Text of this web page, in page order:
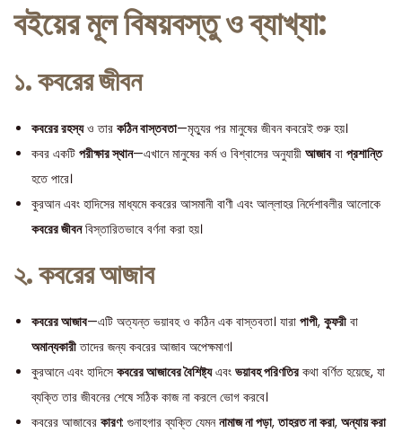
বইয়ের মূল বিষয়বস্তু ও ব্যাখ্যা:
১. কবরের জীবন
কবরের রহস্যও তার কঠিন বাস্তবতা—মৃত্যুর পর মানুষের জীবন কবরেই শুরু হয়।
কবর একটি পরীক্ষার স্থান—এখানে মানুষের কর্ম ও বিশ্বাসের অনুযায়ী আজাব বা প্রশান্তি
হতে পারে।
কুরআন এবং হাদিসের মাধ্যমে কবরের আসমানী বাণী এবং আল্লাহর নির্দেশাবলীর আলোকে
কবরের জীবনবিস্তারিতভাবে বর্ণনা করা হয়।
২. কবরের আজাব
কবরের আজাব—এটি অত্যন্ত ভয়াবহ ও কঠিন এক বাস্তবতা। যারা পাপী, কুফরী বা
অমান্যকারীতাদের জন্য কবরের আজাব অপেক্ষমাণ।
কুরআনে এবং হাদিসে কবরের আজাবের বৈশিষ্ট্যএবং ভয়াবহ পরিণতির কথা বর্ণিত হয়েছে, যা
ব্যক্তি তার জীবনের শেষে সঠিক কাজ না করলে ভোগ করবে।
কবরের আজাবের কারণ: গুনাহগার ব্যক্তি যেমননামাজ না পড়া,তাহরত না করা, অন্যায় করা